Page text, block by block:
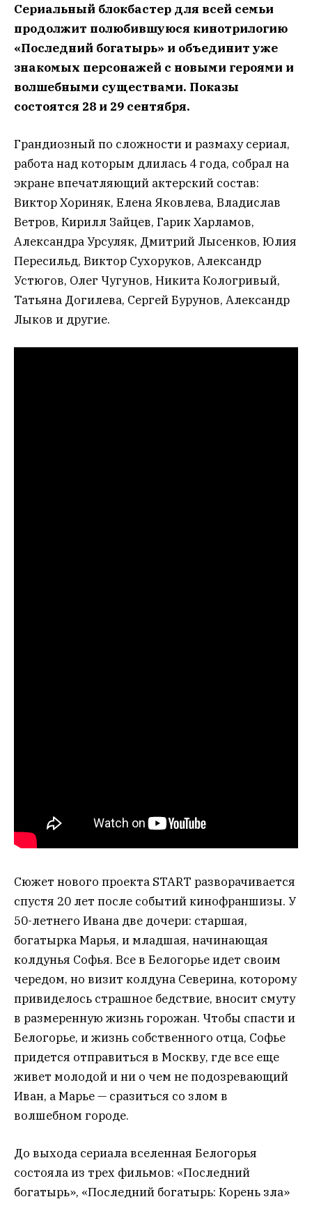
Сериальный блокбастер для всей семьи
продолжит полюбившуюся кинотрилогию
«Последний богатырь» и объединит уже
знакомых персонажей с новыми героями и
волшебными существами. Показы
состоятся 28 и 29 сентября.
Грандиозный по сложности и размаху сериал,
работа над которым длилась 4 года, собрал на
экране впечатляющий актерский состав:
Виктор Хориняк, Елена Яковлева, Владислав
Ветров, Кирилл Зайцев, Гарик Харламов,
Александра Урсуляк, Дмитрий Лысенков, Юлия
Пересильд, Виктор Сухоруков, Александр
Устюгов, Олег Чугунов, Никита Кологривый,
Татьяна Догилева, Сергей Бурунов, Александр
Лыков и другие.
Сюжет нового проекта START разворачивается
спустя 20 лет после событий кинофраншизы. У
50-летнего Ивана две дочери: старшая,
богатырка Марья, и младшая, начинающая
колдунья Софья. Все в Белогорье идет своим
чередом, но визит колдуна Северина, которому
привиделось страшное бедствие, вносит смуту
в размеренную жизнь горожан. Чтобы спасти и
Белогорье, и жизнь собственного отца, Софье
придется отправиться в Москву, где все еще
живет молодой и ни о чем не подозревающий
Иван, а Марье — сразиться со злом в
волшебном городе.
До выхода сериала вселенная Белогорья
состояла из трех фильмов: «Последний
богатырь», «Последний богатырь: Корень зла»